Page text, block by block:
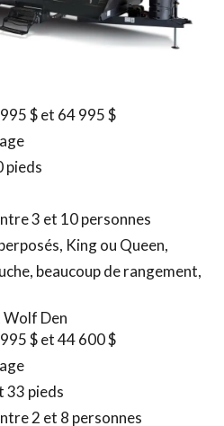
$ et 64 995 $
pieds
3 et 10 personnes
King ou Queen,
beaucoup de rangement,
Wolf Den
$ et 44 600 $
33 pieds
2 et 8 personnes